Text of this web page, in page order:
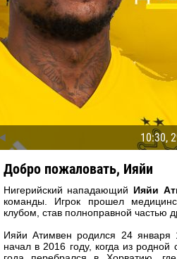
30 Января
Дорасо Морео КЛАС
24 Февраля
Владислав КОСТИН
04 Мая
13 Мая
Ренат
10:30,
Добро пожаловать, Ияйи
Нигерийский нападающий Ияйи
команды. Игрок прошел
клубом, став полноправной частью
Ияйи Атимвен родился 24 января
начал в 2016 году, когда из